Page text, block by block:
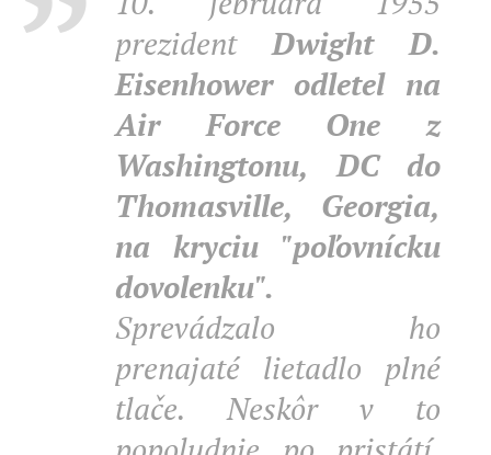
prezidentDwight D.
Eisenhower odletel na
Air Force One z
Washingtonu, DC do
Thomasville, Georgia,
na kryciu "poľovnícku
dovolenku".
Sprevádzalo ho
prenajaté lietadlo plné
tlače. Neskôr v to